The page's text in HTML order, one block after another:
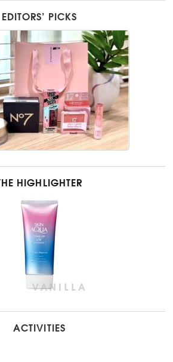
EDITORS’ PICKS
THE HIGHLIGHTER
ACTIVITIES